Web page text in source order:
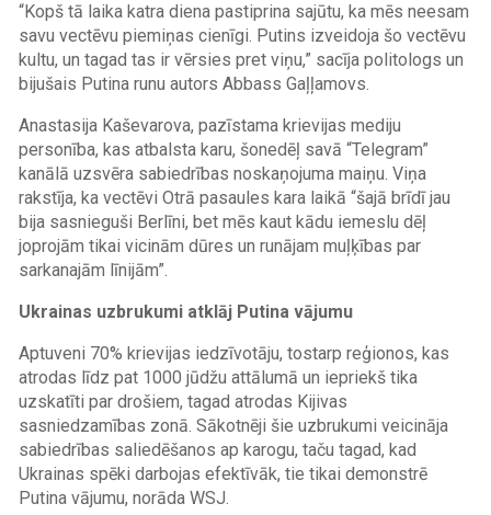
“Kopš tā laika katra diena pastiprina sajūtu, ka mēs neesam
savu vectēvu piemiņas cienīgi. Putins izveidoja šo vectēvu
kultu, un tagad tas ir vērsies pret viņu,” sacīja politologs un
bijušais Putina runu autors Abbass Gaļļamovs.
Anastasija Kaševarova, pazīstama krievijas mediju
personība, kas atbalsta karu, šonedēļ savā “Telegram”
kanālā uzsvēra sabiedrības noskaņojuma maiņu. Viņa
rakstīja, ka vectēvi Otrā pasaules kara laikā “šajā brīdī jau
bija sasnieguši Berlīni, bet mēs kaut kādu iemeslu dēļ
joprojām tikai vicinām dūres un runājam muļķības par
sarkanajām līnijām”.
Ukrainas uzbrukumi atklāj Putina vājumu
Aptuveni 70% krievijas iedzīvotāju, tostarp reģionos, kas
atrodas līdz pat 1000 jūdžu attālumā un iepriekš tika
uzskatīti par drošiem, tagad atrodas Kijivas
sasniedzamības zonā. Sākotnēji šie uzbrukumi veicināja
sabiedrības saliedēšanos ap karogu, taču tagad, kad
Ukrainas spēki darbojas efektīvāk, tie tikai demonstrē
Putina vājumu, norāda WSJ.